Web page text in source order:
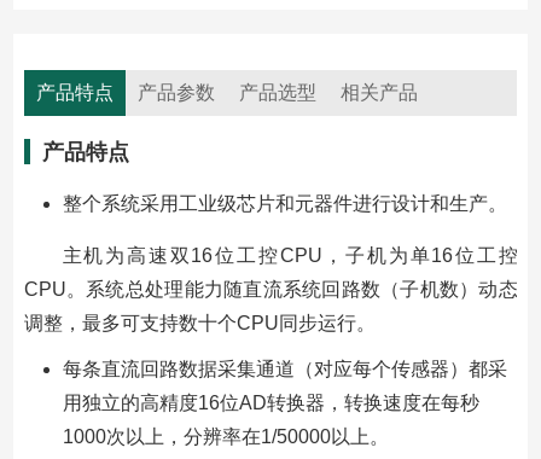
产品特点 产品参数 产品选型 相关产品
产品特点
整个系统采用工业级芯片和元器件进行设计和生产。
主机为高速双16位工控CPU，子机为单16位工控
CPU。系统总处理能力随直流系统回路数（子机数）动态
调整，最多可支持数十个CPU同步运行。
每条直流回路数据采集通道（对应每个传感器）都采
用独立的高精度16位AD转换器，转换速度在每秒
1000次以上，分辨率在1/50000以上。